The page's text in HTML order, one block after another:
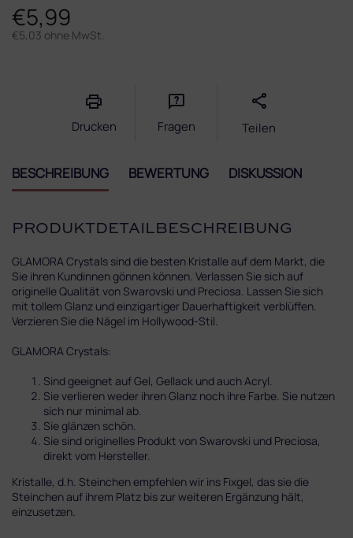
€5,99
€5,03 ohne MwSt.
Drucken Fragen Teilen
BESCHREIBUNG BEWERTUNG DISKUSSION
PRODUKTDETAILBESCHREIBUNG
GLAMORA Crystals sind die besten Kristalle auf dem Markt, die
Sie ihren Kundinnen gönnen können. Verlassen Sie sich auf
originelle Qualität von Swarovski und Preciosa. Lassen Sie sich
mit tollem Glanz und einzigartiger Dauerhaftigkeit verblüffen.
Verzieren Sie die Nägel im Hollywood-Stil.
GLAMORA Crystals:
Sind geeignet auf Gel, Gellack und auch Acryl.
Sie verlieren weder ihren Glanz noch ihre Farbe. Sie nutzen
sich nur minimal ab.
Sie glänzen schön.
Sie sind originelles Produkt von Swarovski und Preciosa,
direkt vom Hersteller.
Kristalle, d.h. Steinchen empfehlen wir ins Fixgel, das sie die
Steinchen auf ihrem Platz bis zur weiteren Ergänzung hält,
einzusetzen.